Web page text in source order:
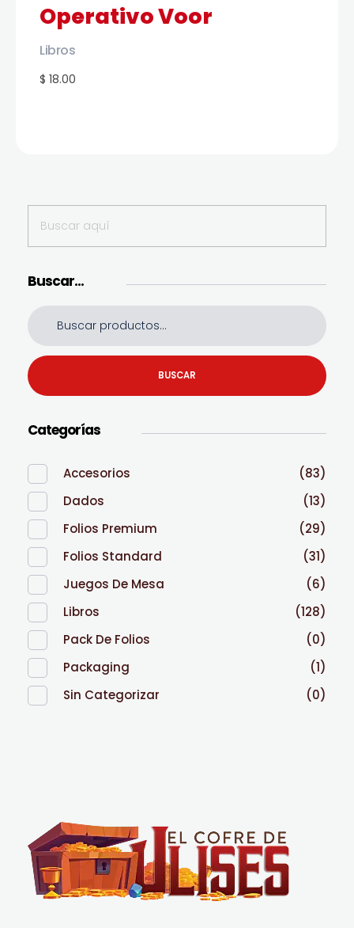
Operativo Voor
$ 18.00
Libros
Buscar…
BUSCAR
Categorías
Accesorios
(83)
Dados
(13)
Folios Premium
(29)
Folios Standard
(31)
Juegos De Mesa
(6)
Libros
(128)
Pack De Folios
(0)
Packaging
(1)
Sin Categorizar
(0)